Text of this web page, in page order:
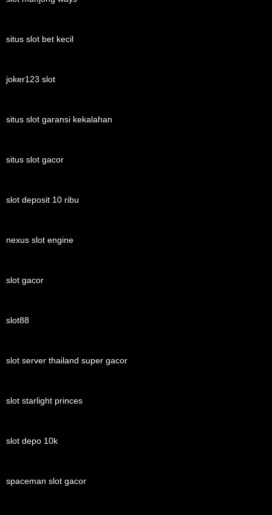
situs slot bet kecil
joker123 slot
situs slot garansi kekalahan
situs slot gacor
slot deposit 10 ribu
nexus slot engine
slot gacor
slot88
slot server thailand super gacor
slot starlight princes
slot depo 10k
spaceman slot gacor